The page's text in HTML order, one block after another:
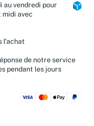
au vendredi pour
midi avec
l'achat
de notre service
pendant les jours